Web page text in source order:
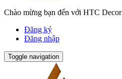
Chào mừng bạn đến với HTC Decor
Đăng ký
Đăng nhập
Toggle navigation